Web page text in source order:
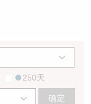
250天
确定